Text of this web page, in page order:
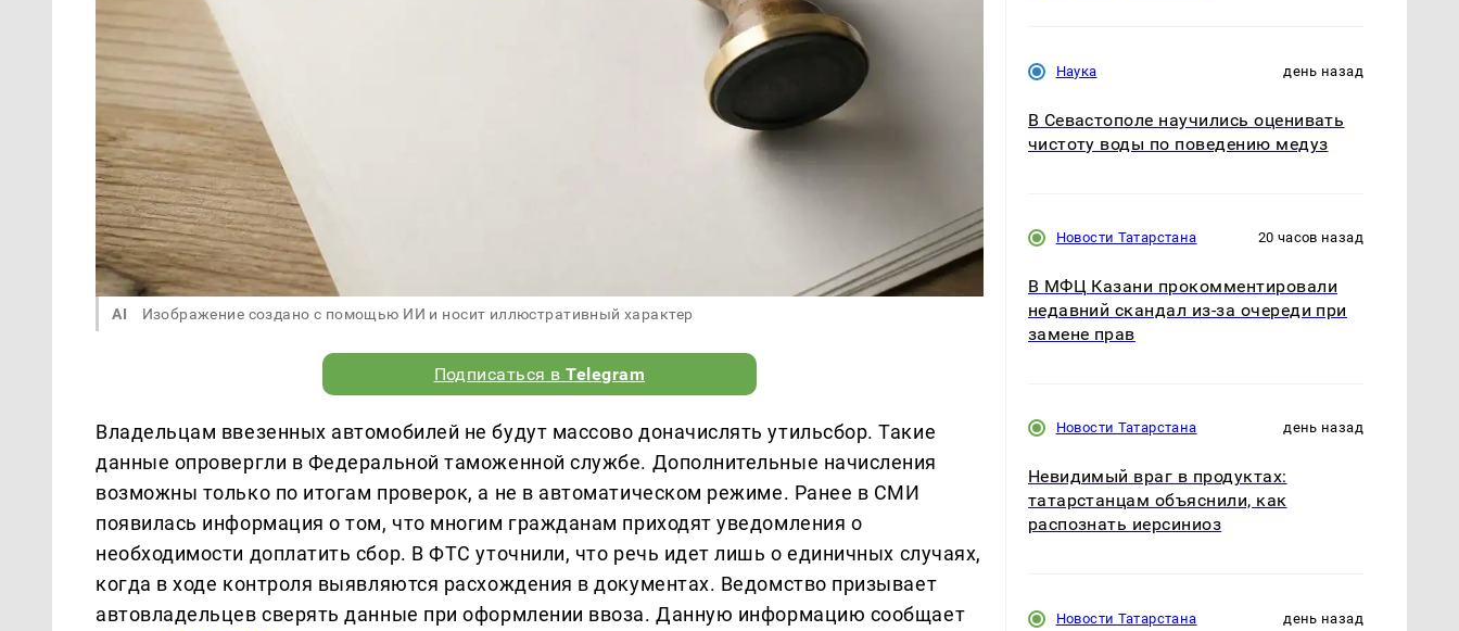
AI Изображение создано с помощью ИИ и носит иллюстративный характер
Подписаться вTelegram
Владельцам ввезенных автомобилей не будут массово доначислять утильсбор. Такие
данные опровергли в Федеральной таможенной службе. Дополнительные начисления
возможны только по итогам проверок, а не в автоматическом режиме. Ранее в СМИ
появилась информация о том, что многим гражданам приходят уведомления о
необходимости доплатить сбор. В ФТС уточнили, что речь идет лишь о единичных случаях,
когда в ходе контроля выявляются расхождения в документах. Ведомство призывает
автовладельцев сверять данные при оформлении ввоза. Данную информацию сообщает
Наука день назад
В Севастополе научились оценивать
чистоту воды по поведению медуз
Новости Татарстана 20 часов назад
В МФЦ Казани прокомментировали
недавний скандал из-за очереди при
замене прав
Новости Татарстана день назад
Невидимый враг в продуктах:
татарстанцам объяснили, как
распознать иерсиниоз
Новости Татарстана день назад